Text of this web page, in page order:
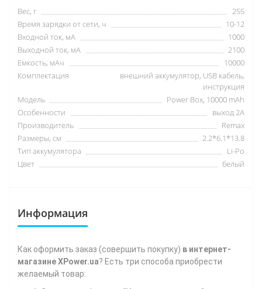
Вес, г
255
Время зарядки от сети, ч
10-12
Входной ток, мА
1000
Выходной ток, мА
2100
Емкость, мАч
10000
Комплектация
внешний аккумулятор, USB кабель,
инструкция
Модель
Power Box, 10000 mAh
Особенности
выход 2А
Производитель
Remax
Размеры, см
2.2*6.1*13.8
Тип аккумулятора
Li-Po
Цвет
белый
Информация
Как оформить заказ (совершить покупку) в интернет-
магазине XPower.ua? Есть три способа приобрести
желаемый товар: